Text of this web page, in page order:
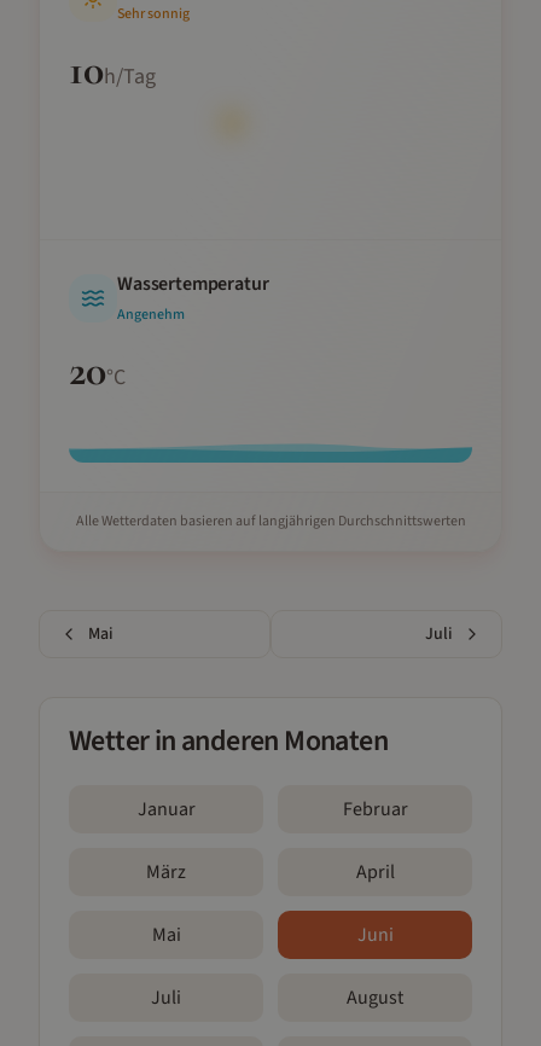
Sehr sonnig
10h/Tag
Wassertemperatur
Angenehm
20°C
Alle Wetterdaten basieren auf langjährigen Durchschnittswerten
Mai Juli
Wetter in anderen Monaten
Januar Februar
März April
Mai Juni
Juli August